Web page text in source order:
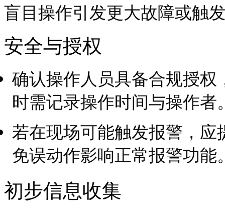
盲目操作引发更大故障或触
安全与授权
确认操作人员具备合规授
时需记录操作时间与操作者
若在现场可能触发报警，
免误动作影响正常报警功能
初步信息收集